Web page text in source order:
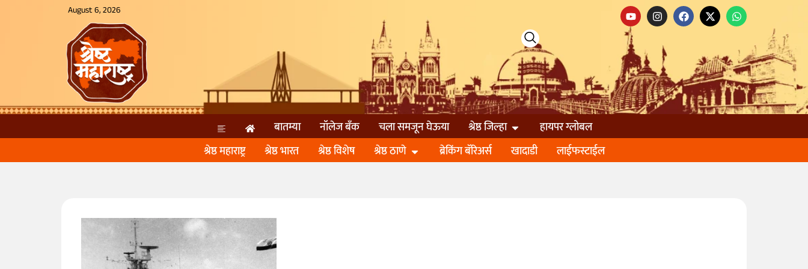
August 6, 2026
बातम्या नॉलेज बॅंक चला समजून घेऊया श्रेष्ठ जिल्हा
हायपर ग्लोबल
श्रेष्ठ महाराष्ट्र
श्रेष्ठ भारत श्रेष्ठ विशेष श्रेष्ठ ठाणे ब्रेकिंग बॅरिअर्स खादाडी लाईफस्टाईल